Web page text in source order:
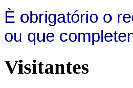
È obrigatório o
ou que
Visitantes